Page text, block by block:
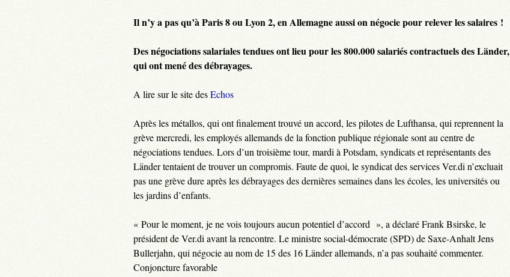
Il n’y a pas qu’à Paris 8 ou Lyon 2, en Allemagne aussi on négocie pour relever les salaires !
Des négociations salariales tendues ont lieu pour les 800.000 salariés contractuels des Länder,
qui ont mené des débrayages.
A lire sur le site desEchos
Après les métallos, qui ont finalement trouvé un accord, les pilotes de Lufthansa, qui reprennent la
grève mercredi, les employés allemands de la fonction publique régionale sont au centre de
négociations tendues. Lors d’un troisième tour, mardi à Potsdam, syndicats et représentants des
Länder tentaient de trouver un compromis. Faute de quoi, le syndicat des services Ver.di n’excluait
pas une grève dure après les débrayages des dernières semaines dans les écoles, les universités ou
les jardins d’enfants.
« Pour le moment, je ne vois toujours aucun potentiel d’accord », a déclaré Frank Bsirske, le
président de Ver.di avant la rencontre. Le ministre social-démocrate (SPD) de Saxe-Anhalt Jens
Bullerjahn, qui négocie au nom de 15 des 16 Länder allemands, n’a pas souhaité commenter.
Conjoncture favorable